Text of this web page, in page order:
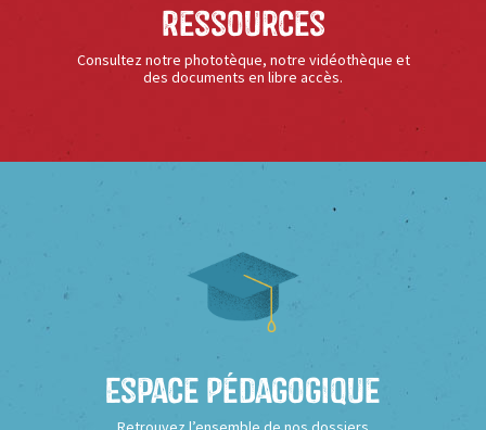
Ressources
Consultez notre phototèque, notre vidéothèque et
des documents en libre accès.
Espace Pédagogique